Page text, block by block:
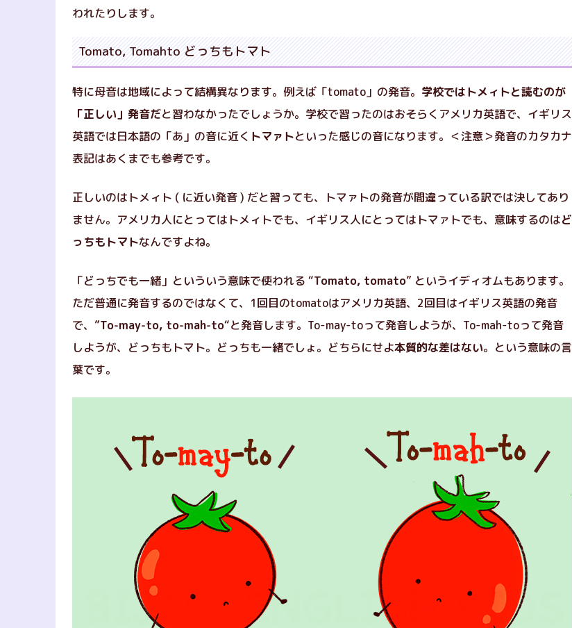
われたりします。
Tomato, Tomahto どっちもトマト
特に母音は地域によって結構異なります。例えば「tomato」の発音。 学校ではトメィトと読むのが
「正しい」発音だと習わなかったでしょうか。学校で習ったのはおそらくアメリカ英語で、イギリス
英語では日本語の「あ」の音に近く トマァトといった感じの音になります。 ＜注意＞発音のカタカナ
表記はあくまでも参考です。
正しいのはトメィト ( に近い発音 ) だと習っても、トマァトの発音が間違っている訳では決してあり
ません。アメリカ人にとってはトメィトでも、イギリス人にとってはトマァトでも、意味するのはど
っちもトマトなんですよね。
「どっちでも一緒」といういう意味で使われる “Tomato, tomato” というイディオムもあります。
ただ普通に発音するのではなくて、1回目のtomatoはアメリカ英語、2回目はイギリス英語の発音
で、”To-may-to, to-mah-to“と発音します。To-may-toって発音しようが、To-mah-toって発音
しようが、どっちもトマト。どっちも一緒でしょ。どちらにせよ本質的な差はない。という意味の言
葉です。